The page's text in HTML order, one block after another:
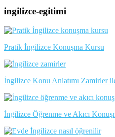
ingilizce-egitimi
Pratik İngilizce Konuşma Kursu
İngilizce Konu Anlatımı Zamirler
İngilizce Öğrenme ve Akıcı